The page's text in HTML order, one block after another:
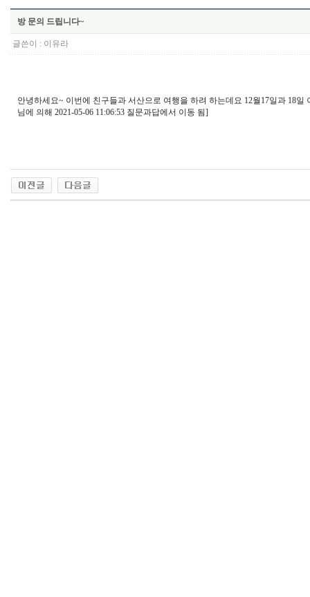
방 문의 드립니다~
글쓴이 : 이유라
안녕하세요~ 이번에 친구들과 서산으로 여행을 하려 하는데요 12월17일과 18
님에 의해 2021-05-06 11:06:53 질문과답에서 이동 됨]